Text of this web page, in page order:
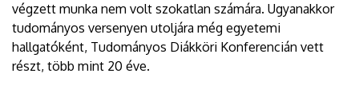
végzett munka nem volt szokatlan számára. Ugyanakkor
tudományos versenyen utoljára még egyetemi
hallgatóként, Tudományos Diákköri Konferencián vett
részt, több mint 20 éve.